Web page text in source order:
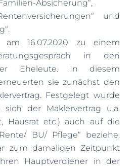
Absicherung“,
und
16.07.2020 zu einem
in den
Eheleute. In diesem
sie zunächst den
Festgelegt wurde
der Maklervertrag u.a.
Hausrat etc.) auch auf die
BU/ Pflege“ beziehe.
zum damaligen Zeitpunkt
Hauptverdiener in der